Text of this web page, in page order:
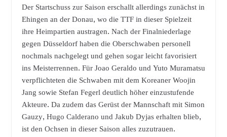
Der Startschuss zur Saison erschallt allerdings zunächst in
Ehingen an der Donau, wo die TTF in dieser Spielzeit
ihre Heimpartien austragen. Nach der Finalniederlage
gegen Düsseldorf haben die Oberschwaben personell
nochmals nachgelegt und gehen sogar leicht favorisiert
ins Meisterrennen. Für Joao Geraldo und Yuto Muramatsu
verpflichteten die Schwaben mit dem Koreaner Woojin
Jang sowie Stefan Fegerl deutlich höher einzustufende
Akteure. Da zudem das Gerüst der Mannschaft mit Simon
Gauzy, Hugo Calderano und Jakub Dyjas erhalten blieb,
ist den Ochsen in dieser Saison alles zuzutrauen.